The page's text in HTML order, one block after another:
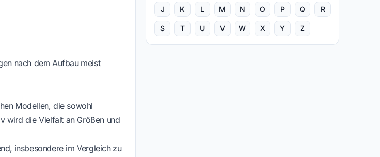
nach dem Aufbau meist
Modellen, die sowohl
wird die Vielfalt an Größen und
insbesondere im Vergleich zu
J K L M N O P Q R
S T U V W X Y Z